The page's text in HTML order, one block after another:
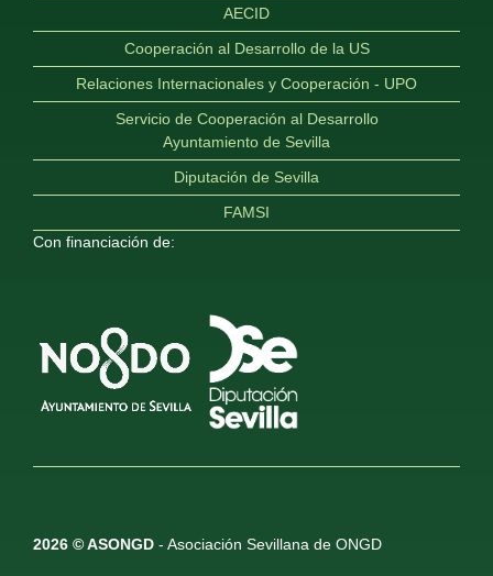
AECID
Cooperación al Desarrollo de la US
Relaciones Internacionales y Cooperación - UPO
Servicio de Cooperación al Desarrollo
Ayuntamiento de Sevilla
Diputación de Sevilla
FAMSI
Con financiación de:
2026 © ASONGD - Asociación Sevillana de ONGD